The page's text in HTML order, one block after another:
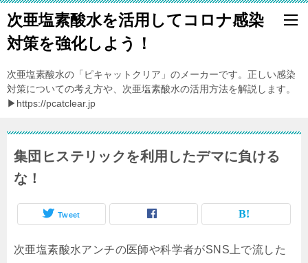
次亜塩素酸水を活用してコロナ感染
対策を強化しよう！
次亜塩素酸水の「ピキャットクリア」のメーカーです。正しい感染
対策についての考え方や、次亜塩素酸水の活用方法を解説します。
▶https://pcatclear.jp
集団ヒステリックを利用したデマに負ける
な！
Tweet
次亜塩素酸水アンチの医師や科学者がSNS上で流した